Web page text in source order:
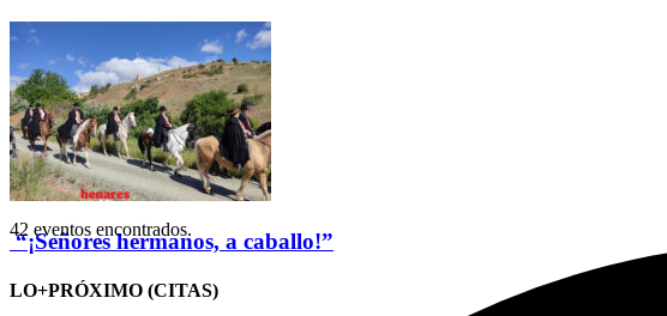
“¡Señores hermanos, a caballo!”
LO+PRÓXIMO (CITAS)
42 eventos encontrados.